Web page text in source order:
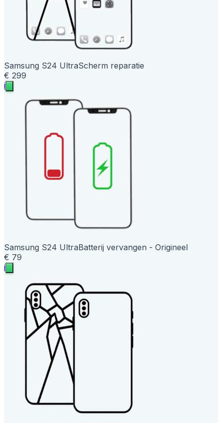
Samsung S24 UltraScherm reparatie
€ 299
i
Samsung S24 UltraBatterij vervangen - Origineel
€ 79
i